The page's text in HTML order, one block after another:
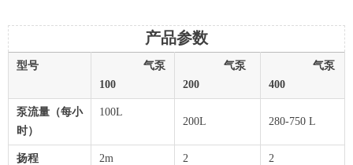
产品参数
型号
气泵
100
气泵
200
气泵
400
泵流量（每小
时）
100L
200L
280-750 L
扬程 2m 2 2